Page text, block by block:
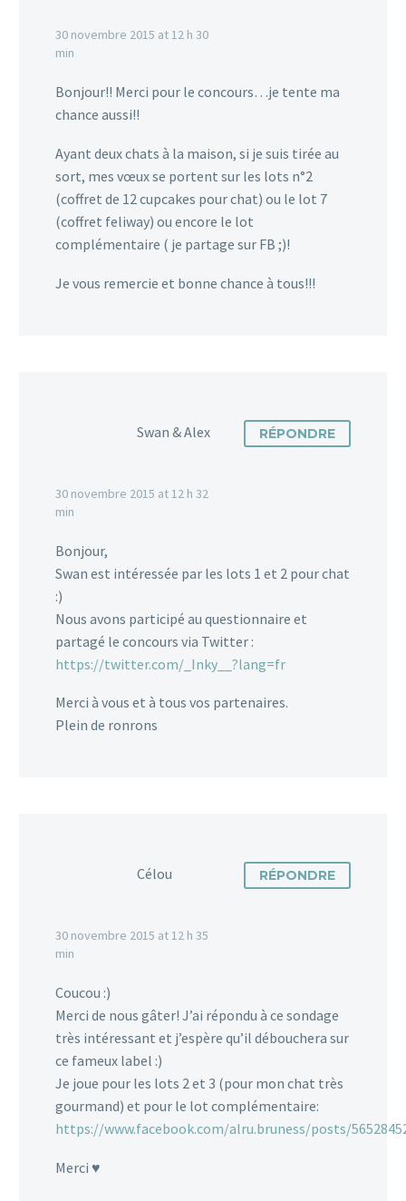
30 novembre 2015 at 12 h 30
min
Bonjour!! Merci pour le concours…je tente ma
chance aussi!!
Ayant deux chats à la maison, si je suis tirée au
sort, mes vœux se portent sur les lots n°2
(coffret de 12 cupcakes pour chat) ou le lot 7
(coffret feliway) ou encore le lot
complémentaire ( je partage sur FB ;)!
Je vous remercie et bonne chance à tous!!!
Swan & Alex
30 novembre 2015 at 12 h 32
min
RÉPONDRE
Bonjour,
Swan est intéressée par les lots 1 et 2 pour chat
:)
Nous avons participé au questionnaire et
partagé le concours via Twitter :
https://twitter.com/_Inky__?lang=fr
Merci à vous et à tous vos partenaires.
Plein de ronrons
Célou
30 novembre 2015 at 12 h 35
min
RÉPONDRE
Coucou :)
Merci de nous gâter! J’ai répondu à ce sondage
très intéressant et j’espère qu’il débouchera sur
ce fameux label :)
Je joue pour les lots 2 et 3 (pour mon chat très
gourmand) et pour le lot complémentaire:
https://www.facebook.com/alru.bruness/posts/
Merci ♥